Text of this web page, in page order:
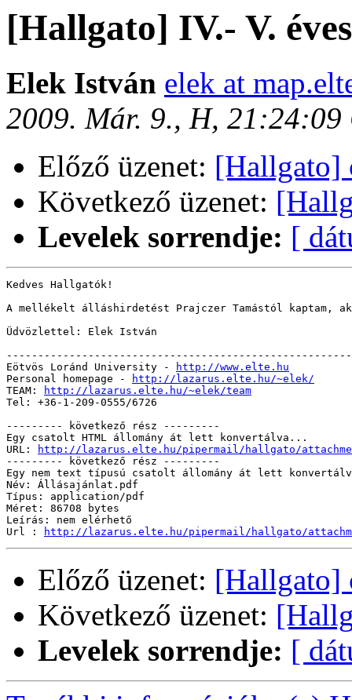
[Hallgato] IV.- V.
Elek István elek at
2009. Már. 9., H, 21:24:09
Előző üzenet: [Hallgato]
Következő üzenet:
Levelek sorrendje: [
Kedves Hallgatók!
A mellékelt álláshirdetést Prajczer Tamástól kaptam,
Üdvözlettel: Elek István
Eötvös Loránd University -
http://www.elte.hu
Personal homepage -
http://lazarus.elte.hu/~elek/
TEAM:
http://lazarus.elte.hu/~elek/team
Tel: +36-1-209-0555/6726
--------- következő rész ---------
Egy csatolt HTML állomány át lett konvertálva...
URL:
http://lazarus.elte.hu/pipermail/hallgato/
--------- következő rész ---------
Egy nem text típusú csatolt állomány át lett
Név: Állásajánlat.pdf
Típus: application/pdf
Méret: 86708 bytes
Leírás: nem elérhető
Url :
http://lazarus.elte.hu/pipermail/hallgato/
Előző üzenet: [Hallgato]
Következő üzenet:
Levelek sorrendje: [